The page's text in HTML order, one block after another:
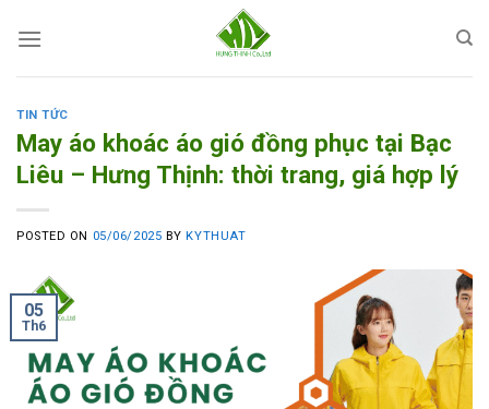
TIN TỨC
May áo khoác áo gió đồng phục tại Bạc
Liêu – Hưng Thịnh: thời trang, giá hợp lý
POSTED ON 05/06/2025 BYKYTHUAT
05
Th6